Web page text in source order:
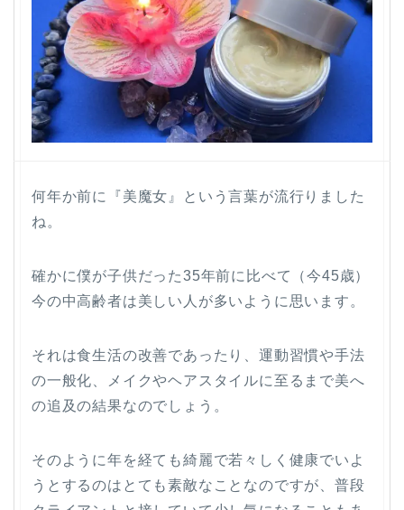
何年か前に『美魔女』という言葉が流行りました
ね。
確かに僕が子供だった35年前に比べて（今45歳）
今の中高齢者は美しい人が多いように思います。
それは食生活の改善であったり、運動習慣や手法
の一般化、メイクやヘアスタイルに至るまで美へ
の追及の結果なのでしょう。
そのように年を経ても綺麗で若々しく健康でいよ
うとするのはとても素敵なことなのですが、普段